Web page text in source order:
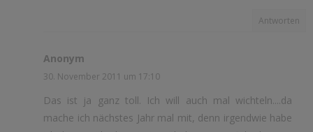
Antworten
Anonym
30. November 2011 um 17:10
Das ist ja ganz toll. Ich will auch mal wichteln....da
mache ich nächstes Jahr mal mit, denn irgendwie habe